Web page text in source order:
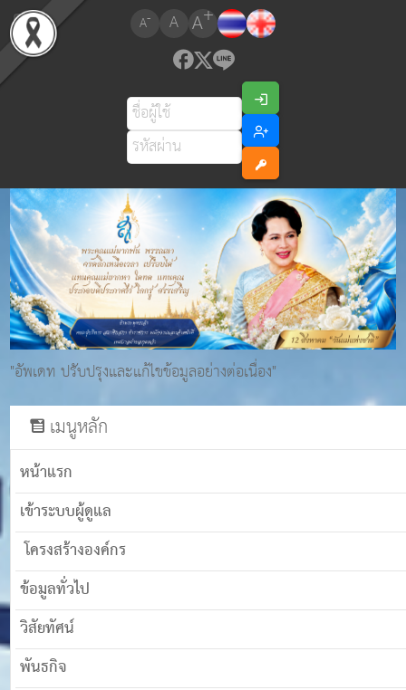
A- A A+
"อัพเดท ปรับปรุงและแก้ไขข้อมูลอย่างต่อเนื่อง"
เมนูหลัก
หน้าแรก
เข้าระบบผู้ดูแล
โครงสร้างองค์กร
ข้อมูลทั่วไป
วิสัยทัศน์
พันธกิจ